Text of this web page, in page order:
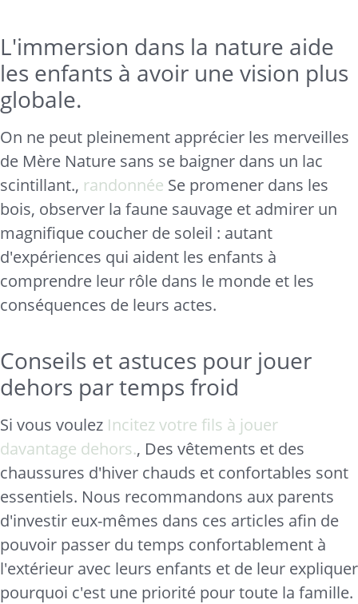
L'immersion dans la nature aide
les enfants à avoir une vision plus
globale.
On ne peut pleinement apprécier les merveilles
de Mère Nature sans se baigner dans un lac
scintillant., randonnée Se promener dans les
bois, observer la faune sauvage et admirer un
magnifique coucher de soleil : autant
d'expériences qui aident les enfants à
comprendre leur rôle dans le monde et les
conséquences de leurs actes.
Conseils et astuces pour jouer
dehors par temps froid
Si vous voulez Incitez votre fils à jouer
davantage dehors., Des vêtements et des
chaussures d'hiver chauds et confortables sont
essentiels. Nous recommandons aux parents
d'investir eux-mêmes dans ces articles afin de
pouvoir passer du temps confortablement à
l'extérieur avec leurs enfants et de leur expliquer
pourquoi c'est une priorité pour toute la famille.